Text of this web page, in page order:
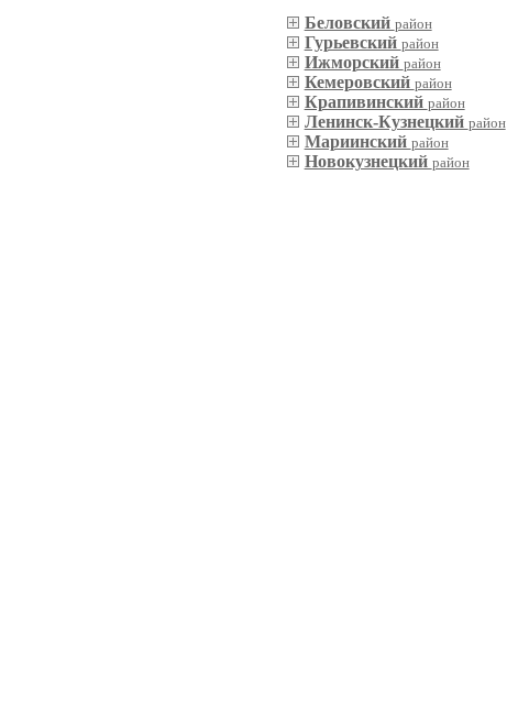
Беловский район
Гурьевский район
Ижморский район
Кемеровский район
Крапивинский район
Ленинск-Кузнецкий район
Мариинский район
Новокузнецкий район